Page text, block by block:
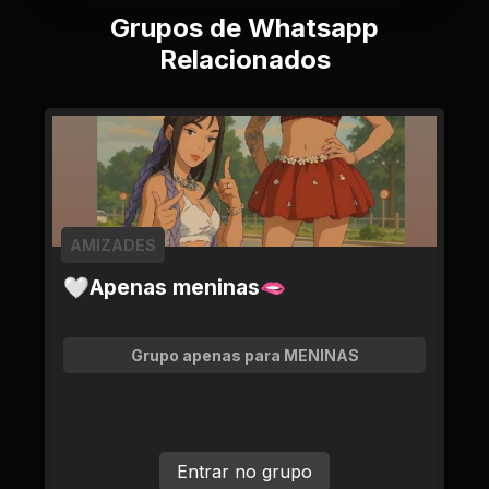
Grupos de Whatsapp
Relacionados
🤍Apenas meninas🫦
AMIZADES
Grupo apenas para MENINAS
Entrar no grupo